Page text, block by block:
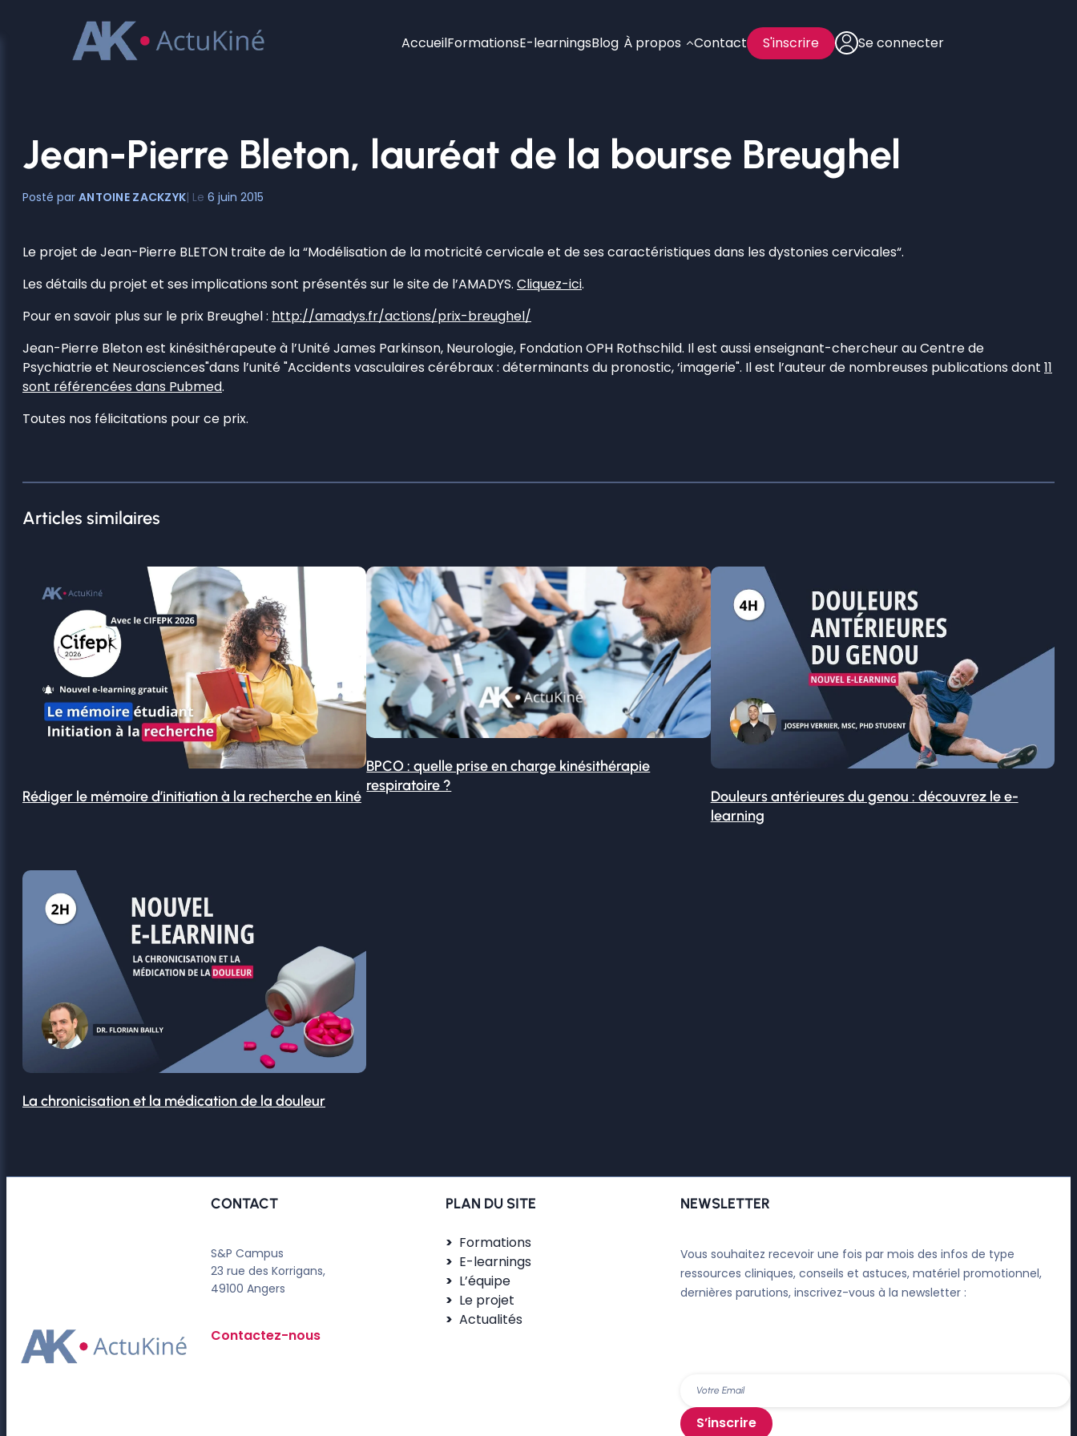
AccueilFormationsE-learningsBlog À propos Contact S'inscrire Se connecter
Jean-Pierre Bleton, lauréat de la bourse Breughel
ANTOINE ZACKZYK 6 juin 2015
Le projet de Jean-Pierre BLETON traite de la “Modélisation de la motricité cervicale et de ses caractéristiques dans les dystonies cervicales“.
Les détails du projet et ses implications sont présentés sur le site de l’AMADYS. Cliquez-ici.
Pour en savoir plus sur le prix Breughel : http://amadys.fr/actions/prix-breughel/
Jean-Pierre Bleton est kinésithérapeute à l’Unité James Parkinson, Neurologie, Fondation OPH Rothschild. Il est aussi enseignant-chercheur au Centre de
Psychiatrie et Neurosciences"dans l’unité "Accidents vasculaires cérébraux : déterminants du pronostic, ‘imagerie". Il est l’auteur de nombreuses publications dont 11
sont référencées dans Pubmed.
Toutes nos félicitations pour ce prix.
Articles similaires
Rédiger le mémoire d’initiation à la recherche en kiné
BPCO : quelle prise en charge kinésithérapie
respiratoire ?
Douleurs antérieures du genou : découvrez le e-
learning
La chronicisation et la médication de la douleur
CONTACT
S&P Campus
23 rue des Korrigans,
49100 Angers
Contactez-nous
PLAN DU SITE
Formations
E-learnings
L’équipe
Le projet
Actualités
NEWSLETTER
Vous souhaitez recevoir une fois par mois des infos de type
ressources cliniques, conseils et astuces, matériel promotionnel,
dernières parutions, inscrivez-vous à la newsletter :
S’inscrire